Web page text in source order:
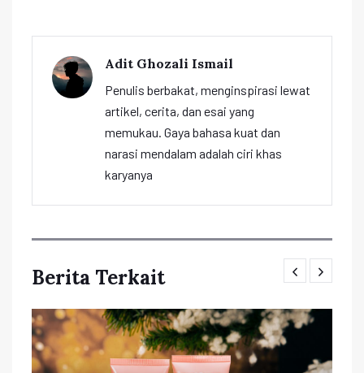
Adit Ghozali Ismail
Penulis berbakat, menginspirasi lewat
artikel, cerita, dan esai yang
memukau. Gaya bahasa kuat dan
narasi mendalam adalah ciri khas
karyanya
Berita Terkait